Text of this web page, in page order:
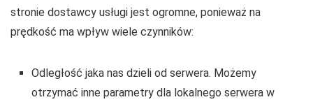
stronie dostawcy usługi jest ogromne, ponieważ na
prędkość ma wpływ wiele czynników:
Odległość jaka nas dzieli od serwera. Możemy
otrzymać inne parametry dla lokalnego serwera w